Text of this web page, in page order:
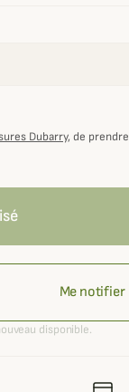
Dubarry, de prendre
Me notifier
disponible.